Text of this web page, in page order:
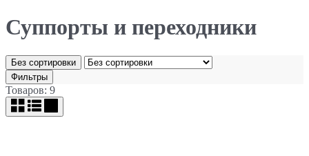
Суппорты и переходники
Без сортировки
Фильтры
Товаров: 9